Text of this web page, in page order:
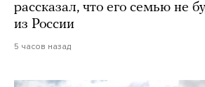
рассказал, что его семью не
из России
5 часов назад